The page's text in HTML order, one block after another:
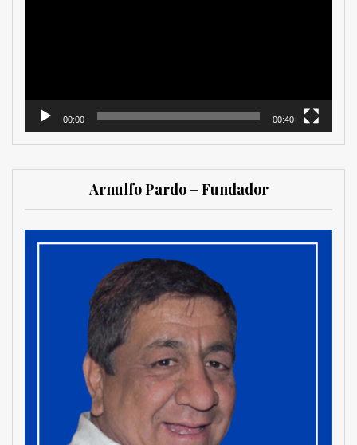
00:00 00:40
Arnulfo Pardo – Fundador